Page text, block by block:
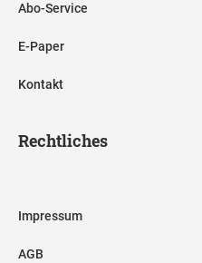
Abo-Service
E-Paper
Kontakt
Rechtliches
Impressum
AGB